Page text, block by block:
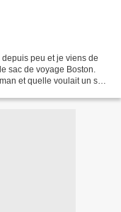
peu et je viens de
sac de voyage Boston.
et quelle voulait un sac